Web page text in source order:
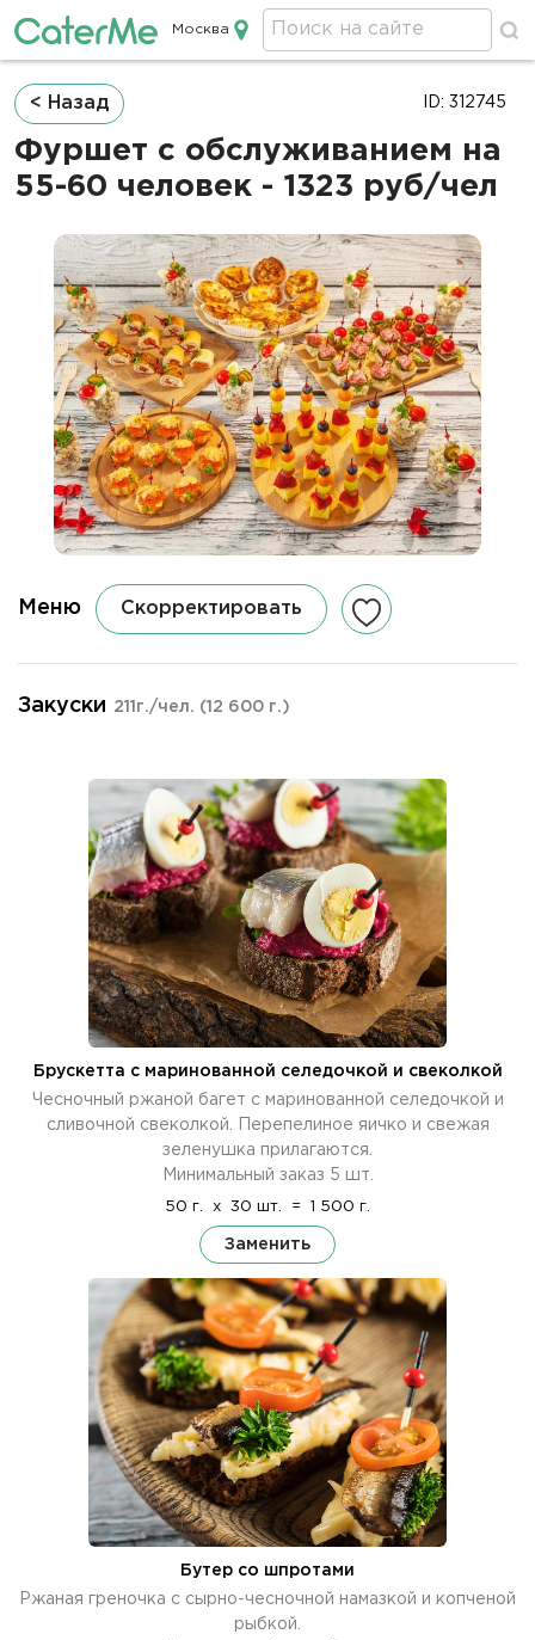
Кейтеринг в Москве
Москва
Строка
навигации
< Назад
Фуршет с обслуживанием на
55-60 человек - 1323 руб/чел
ID: 312745
Меню Скорректировать
Закуски 211г./чел. (12 600 г.)
Брускетта с маринованной селедочкой и свеколкой
Чесночный ржаной багет с маринованной селедочкой и
сливочной свеколкой. Перепелиное яичко и свежая
зеленушка прилагаются.
Минимальный заказ 5 шт.
50 г. x 30 шт. = 1 500 г.
Заменить
Бутер со шпротами
Ржаная греночка с сырно-чесночной намазкой и копченой
рыбкой.